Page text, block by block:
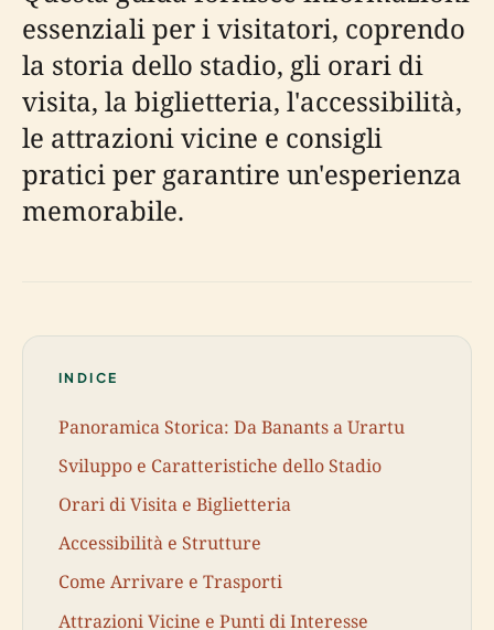
essenziali per i visitatori, coprendo
la storia dello stadio, gli orari di
visita, la biglietteria, l'accessibilità,
le attrazioni vicine e consigli
pratici per garantire un'esperienza
memorabile.
INDICE
Panoramica Storica: Da Banants a Urartu
Sviluppo e Caratteristiche dello Stadio
Orari di Visita e Biglietteria
Accessibilità e Strutture
Come Arrivare e Trasporti
Attrazioni Vicine e Punti di Interesse